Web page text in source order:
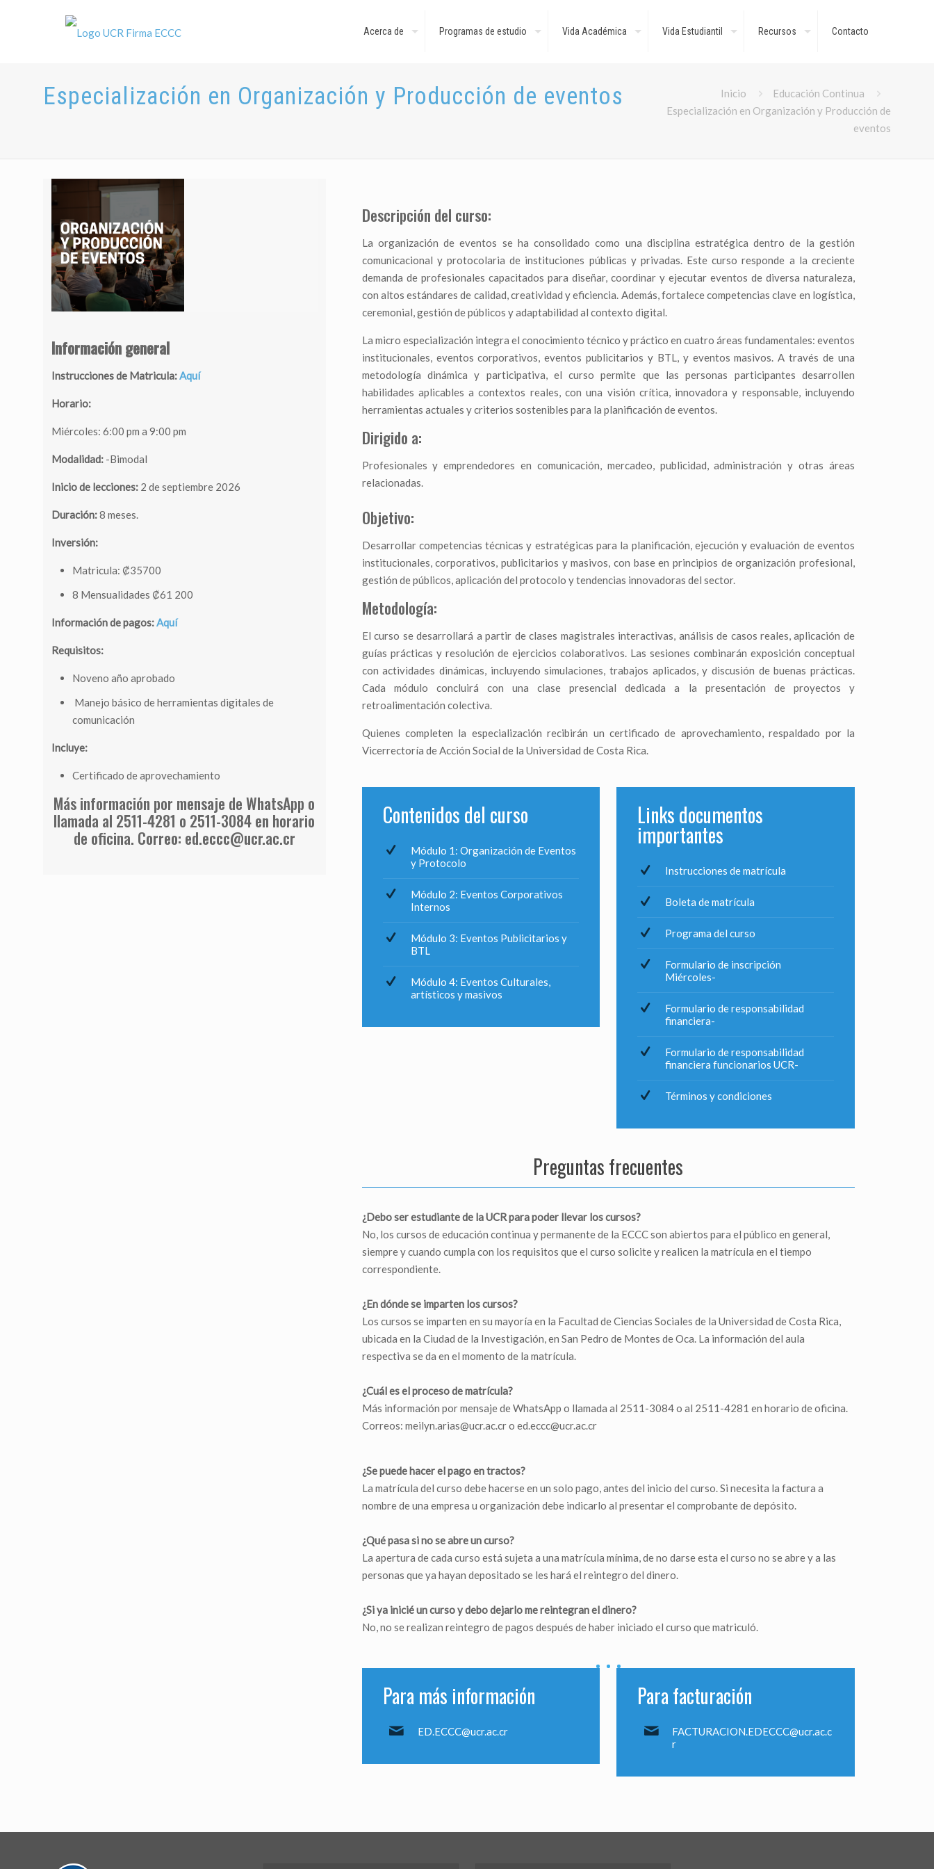
Acerca de Programas de estudio Vida Académica Vida Estudiantil Recursos Contacto
Especialización en Organización y Producción de eventos Inicio
Educación Continua
Especialización en Organización y Producción de
eventos
Información general
Instrucciones de Matricula:Aquí
Horario:
Miércoles: 6:00 pm a 9:00 pm
Modalidad: -Bimodal
Inicio de lecciones: 2 de septiembre 2026
Duración:8 meses.
Inversión:
Matricula: ₡35700
8 Mensualidades ₡61 200
Información de pagos:Aquí
Requisitos:
Noveno año aprobado
Manejo básico de herramientas digitales de
comunicación
Incluye:
Certificado de aprovechamiento
Más información por mensaje de WhatsApp o
llamada al 2511-4281 o 2511-3084 en horario
de oficina. Correo: ed.eccc@ucr.ac.cr
Descripción del curso:
La organización de eventos se ha consolidado como una disciplina estratégica dentro de la gestión
comunicacional y protocolaria de instituciones públicas y privadas. Este curso responde a la creciente
demanda de profesionales capacitados para diseñar, coordinar y ejecutar eventos de diversa naturaleza,
con altos estándares de calidad, creatividad y eficiencia. Además, fortalece competencias clave en logística,
ceremonial, gestión de públicos y adaptabilidad al contexto digital.
La micro especialización integra el conocimiento técnico y práctico en cuatro áreas fundamentales: eventos
institucionales, eventos corporativos, eventos publicitarios y BTL, y eventos masivos. A través de una
metodología dinámica y participativa, el curso permite que las personas participantes desarrollen
habilidades aplicables a contextos reales, con una visión crítica, innovadora y responsable, incluyendo
herramientas actuales y criterios sostenibles para la planificación de eventos.
Dirigido a:
Profesionales y emprendedores en comunicación, mercadeo, publicidad, administración y otras áreas
relacionadas.
Objetivo:
Desarrollar competencias técnicas y estratégicas para la planificación, ejecución y evaluación de eventos
institucionales, corporativos, publicitarios y masivos, con base en principios de organización profesional,
gestión de públicos, aplicación del protocolo y tendencias innovadoras del sector.
Metodología:
El curso se desarrollará a partir de clases magistrales interactivas, análisis de casos reales, aplicación de
guías prácticas y resolución de ejercicios colaborativos. Las sesiones combinarán exposición conceptual
con actividades dinámicas, incluyendo simulaciones, trabajos aplicados, y discusión de buenas prácticas.
Cada módulo concluirá con una clase presencial dedicada a la presentación de proyectos y
retroalimentación colectiva.
Quienes completen la especialización recibirán un certificado de aprovechamiento, respaldado por la
Vicerrectoría de Acción Social de la Universidad de Costa Rica.
Contenidos del curso
Módulo 1: Organización de Eventos
y Protocolo
Módulo 2: Eventos Corporativos
Internos
Módulo 3: Eventos Publicitarios y
BTL
Módulo 4: Eventos Culturales,
artísticos y masivos
Links documentos
importantes
Instrucciones de matrícula
Boleta de matrícula
Programa del curso
Formulario de inscripción
Miércoles-
Formulario de responsabilidad
financiera-
Formulario de responsabilidad
financiera funcionarios UCR-
Términos y condiciones
Preguntas frecuentes
¿Debo ser estudiante de la UCR para poder llevar los cursos?
No, los cursos de educación continua y permanente de la ECCC son abiertos para el público en general,
siempre y cuando cumpla con los requisitos que el curso solicite y realicen la matrícula en el tiempo
correspondiente.
¿En dónde se imparten los cursos?
Los cursos se imparten en su mayoría en la Facultad de Ciencias Sociales de la Universidad de Costa Rica,
ubicada en la Ciudad de la Investigación, en San Pedro de Montes de Oca. La información del aula
respectiva se da en el momento de la matrícula.
¿Cuál es el proceso de matrícula?
Más información por mensaje de WhatsApp o llamada al 2511-3084 o al 2511-4281 en horario de oficina.
Correos: meilyn.arias@ucr.ac.cr o ed.eccc@ucr.ac.cr
¿Se puede hacer el pago en tractos?
La matrícula del curso debe hacerse en un solo pago, antes del inicio del curso. Si necesita la factura a
nombre de una empresa u organización debe indicarlo al presentar el comprobante de depósito.
¿Qué pasa si no se abre un curso?
La apertura de cada curso está sujeta a una matrícula mínima, de no darse esta el curso no se abre y a las
personas que ya hayan depositado se les hará el reintegro del dinero.
¿Si ya inicié un curso y debo dejarlo me reintegran el dinero?
No, no se realizan reintegro de pagos después de haber iniciado el curso que matriculó.
Para más información
ED.ECCC@ucr.ac.cr
Para facturación
FACTURACION.EDECCC@ucr.ac.c
r